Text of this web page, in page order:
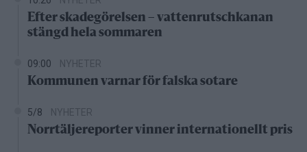
Efter skadegörelsen – vattenrutschkanan
stängd hela sommaren
09:00 NYHETER
Kommunen varnar för falska sotare
5/8 NYHETER
Norrtäljereporter vinner internationellt pris